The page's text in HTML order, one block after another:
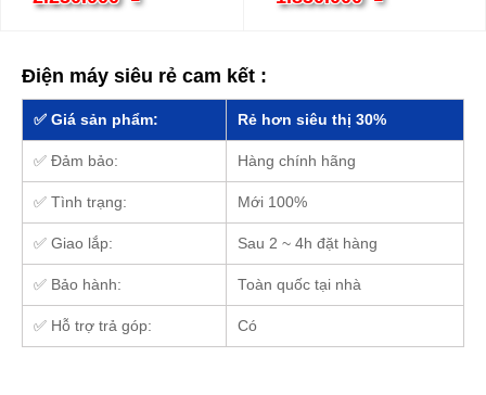
Điện máy siêu rẻ cam kết :
✅ Giá sản phẩm: Rẻ hơn siêu thị 30%
✅ Đảm bảo: Hàng chính hãng
✅ Tình trạng: Mới 100%
✅ Giao lắp: Sau 2 ~ 4h đặt hàng
✅ Bảo hành: Toàn quốc tại nhà
✅ Hỗ trợ trả góp: Có